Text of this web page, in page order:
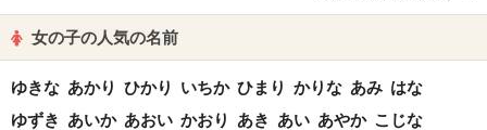
女の子の人気の名前
ゆきな あかり ひかり いちか ひまり かりな あみ はな
ゆずき あいか あおい かおり あき あい あやか こじな